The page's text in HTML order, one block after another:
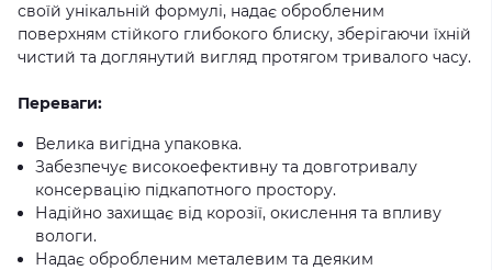
своїй унікальній формулі, надає обробленим
поверхням стійкого глибокого блиску, зберігаючи їхній
чистий та доглянутий вигляд протягом тривалого часу.
Переваги:
Велика вигідна упаковка.
Забезпечує високоефективну та довготривалу
консервацію підкапотного простору.
Надійно захищає від корозії, окислення та впливу
вологи.
Надає обробленим металевим та деяким